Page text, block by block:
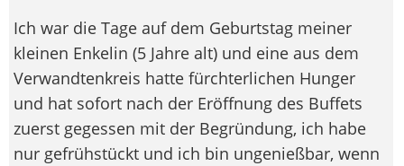
Ich war die Tage auf dem Geburtstag meiner
kleinen Enkelin (5 Jahre alt) und eine aus dem
Verwandtenkreis hatte fürchterlichen Hunger
und hat sofort nach der Eröffnung des Buffets
zuerst gegessen mit der Begründung, ich habe
nur gefrühstückt und ich bin ungenießbar, wenn